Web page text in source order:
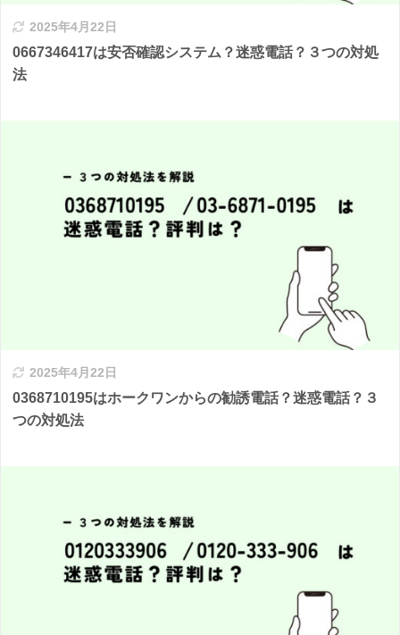
2025年4月22日
0667346417は安否確認システム？迷惑電話？３つの対処
法
2025年4月22日
0368710195はホークワンからの勧誘電話？迷惑電話？３
つの対処法